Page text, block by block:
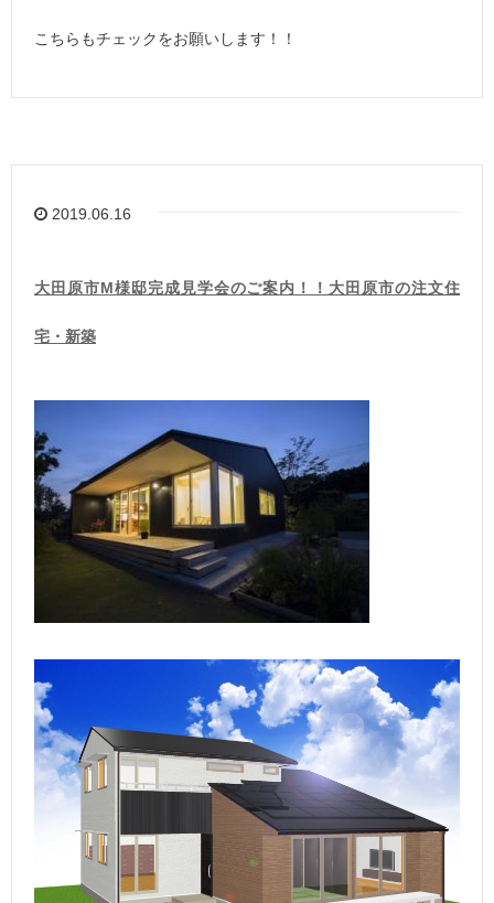
こちらもチェックをお願いします！！
2019.06.16
大田原市M様邸完成見学会のご案内！！大田原市の注文住
宅・新築